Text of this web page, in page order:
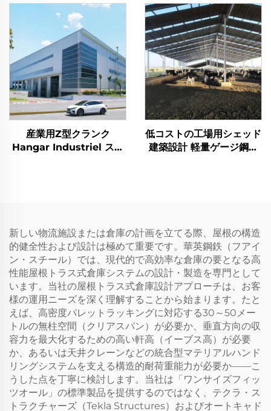
産業用Z型クランク
Hangar Industriel スチ
低コストの工場用シェッド
建築設計 軽量ゲージ鋼製
新しい物流施設または倉庫の計画を立てる際、屋根の構造
的健全性および設計は極めて重要です。華英鋼鉄（フアイ
ン・スチール）では、現代的で高効率な倉庫の要となる高
性能屋根トラス式倉庫システムの設計・製造を専門として
います。当社の屋根トラス式倉庫設計アプローチは、お客
様の運用ニーズを深く理解することから始まります。たと
えば、高密度パレットラッキングに対応する30～50メー
トルの無柱空間（クリアスパン）が必要か、垂直方向の収
容力を最大化するための高い軒高（イーブス高）が必要
か、あるいは天井クレーンなどの統合型マテリアルハンド
リングシステムを支える構造的耐荷重能力が必要か——こ
うした点を丁寧に検討します。当社は「ワンサイズフィッ
ツオール」の標準製品を提供するのではなく、テクラ・ス
トラクチャーズ（Tekla Structures）およびオートキャド